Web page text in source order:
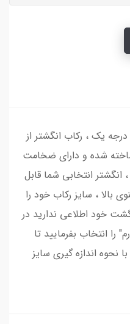
درجه یک ، رکاب انگشتر از
اصل با عیار بین المللی 925 ساخته شده و دارای ضخامت
انگشتر انتخابی شما قابل
بالا ، سایز رکاب خود را
خود اطلاعی ندارید در
را انتخاب بفرمایید تا
نحوه اندازه گیری سایز